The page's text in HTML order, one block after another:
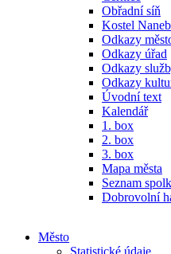
Obřadní síň
Kostel
Odkazy
Odkazy úřad
Odkazy
Odkazy
Úvodní text
Kalendář
1. box
2. box
3. box
Mapa města
Seznam
Dobrovolní
Město
Statistické údaje